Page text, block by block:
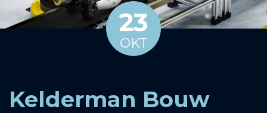
23
OKT
Kelderman Bouw